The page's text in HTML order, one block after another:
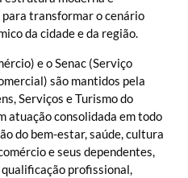
transformar o cenário
da cidade e da região.
e o Senac (Serviço
são mantidos pela
Serviços e Turismo do
atuação consolidada em todo
do bem-estar, saúde, cultura
e seus dependentes,
profissional,